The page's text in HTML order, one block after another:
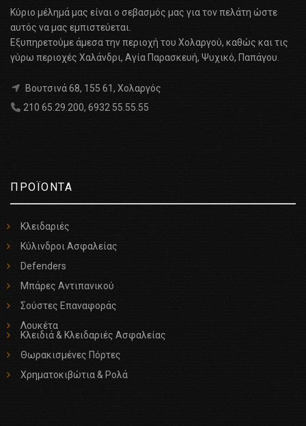
Κύριο μέλημά μας είναι ο σεβασμός μας για τον πελάτη ώστε
αυτός να μας εμπιστεύεται.
Εξυπηρετούμε άμεσα την περιοχή του Χολαργού, καθώς και τις
γύρω περιοχές Χαλάνδρι, Αγία Παρασκευή, Ψυχικό, Παπάγου.
Βουτσινά 68, 155 61, Χολαργός
210 65.29.200, 6932 55.55.55
ΠΡΟΪΟΝΤΑ
Κλειδαριές
Κύλινδροι Ασφαλείας
Defenders
Μπάρες Αντιπανικού
Σούστες Επαναφοράς
Λουκέτα
Κλειδιά & Κλειδαριές Ασφαλείας
Θωρακισμένες Πόρτες
Χρηματοκιβώτια & Ρολά